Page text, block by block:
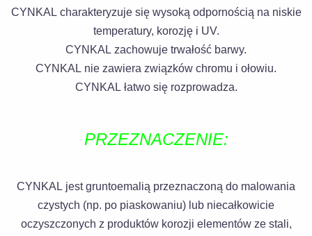
CYNKAL charakteryzuje się wysoką odpornością na niskie
temperatury, korozję i UV.
CYNKAL zachowuje trwałość barwy.
CYNKAL nie zawiera związków chromu i ołowiu.
CYNKAL łatwo się rozprowadza.
PRZEZNACZENIE:
CYNKAL jest gruntoemalią przeznaczoną do malowania
czystych (np. po piaskowaniu) lub niecałkowicie
oczyszczonych z produktów korozji elementów ze stali,